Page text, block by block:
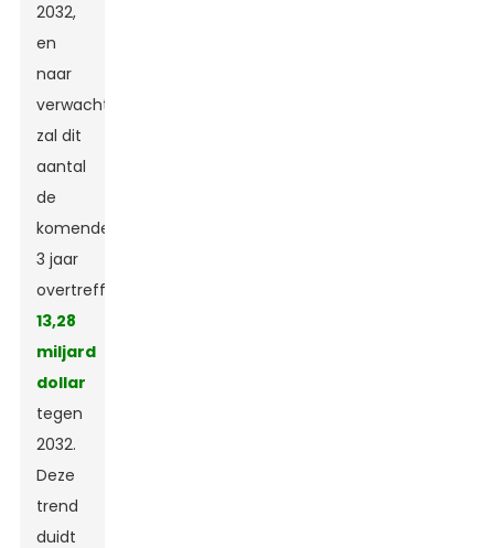
2032,
en
naar
verwachting
zal dit
aantal
de
komende
3 jaar
overtreffen.
13,28
miljard
dollar
tegen
2032.
Deze
trend
duidt